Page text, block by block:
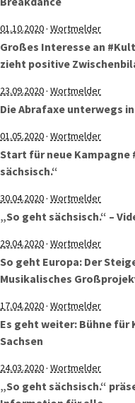
01.10.2020· Wortmelder
Großes Interesse an
zieht positive
23.09.2020· Wortmelder
Die Abrafaxe unterwegs
01.05.2020· Wortmelder
Start für neue Kampagne
sächsisch.“
30.04.2020· Wortmelder
„So geht sächsisch.“ –
29.04.2020· Wortmelder
So geht Europa: Der
Musikalisches
17.04.2020· Wortmelder
Es geht weiter: Bühne für
Sachsen
24.03.2020· Wortmelder
„So geht sächsisch.“